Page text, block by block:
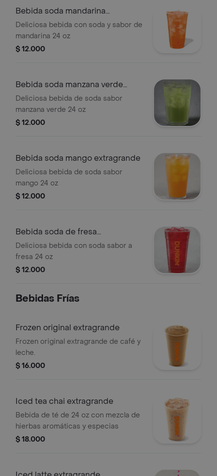
Bebida soda mandarina
extragrande
Deliciosa bebida con soda y sabor de
mandarina 24 oz
$ 12.000
Bebida soda manzana verde
extragrande
Deliciosa bebida de soda sabor
manzana verde 24 oz
$ 12.000
Bebida soda mango extragrande
Deliciosa bebida de soda sabor
mango 24 oz
$ 12.000
Bebida soda de fresa
extragrande
Deliciosa bebida con soda sabor a
fresa 24 oz
$ 12.000
Bebidas Frí­as
Frozen original extragrande
Frozen original extragrande de café y
leche.
$ 16.000
Iced tea chai extragrande
Bebida de té de 24 oz con mezcla de
hierbas aromáticas y especias
$ 18.000